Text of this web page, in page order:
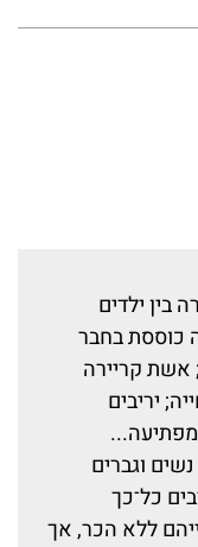
בין ילדים
כוססת בחבר
אשת קריירה
יריבים
מפתיעה...
וגברים
כל־כך
ללא הכר, אך